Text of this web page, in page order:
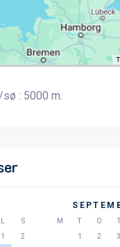
: 5000 m.
L
S
1
2
M O
1
2
3